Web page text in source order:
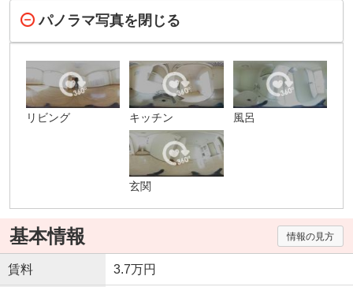
パノラマ写真を閉じる
リビング キッチン 風呂
玄関
基本情報 情報の見方
賃料 3.7万円